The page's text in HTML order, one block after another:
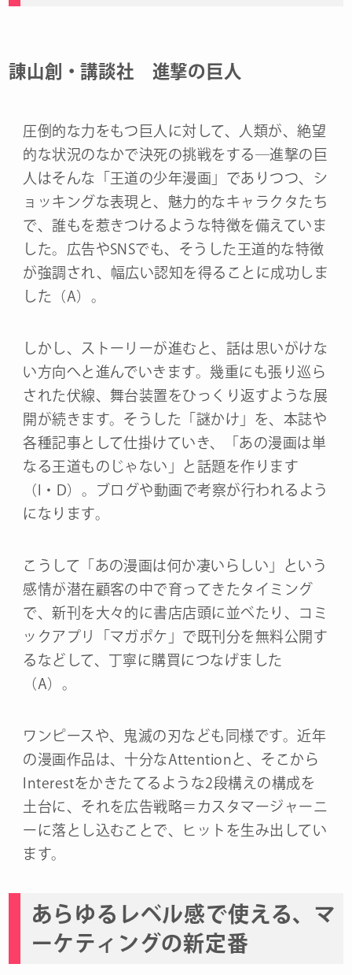
諌山創・講談社 進撃の巨人
圧倒的な力をもつ巨人に対して、人類が、絶望
的な状況のなかで決死の挑戦をする―進撃の巨
人はそんな「王道の少年漫画」でありつつ、シ
ョッキングな表現と、魅力的なキャラクタたち
で、誰もを惹きつけるような特徴を備えていま
した。広告やSNSでも、そうした王道的な特徴
が強調され、幅広い認知を得ることに成功しま
した（A）。
しかし、ストーリーが進むと、話は思いがけな
い方向へと進んでいきます。幾重にも張り巡ら
された伏線、舞台装置をひっくり返すような展
開が続きます。そうした「謎かけ」を、本誌や
各種記事として仕掛けていき、「あの漫画は単
なる王道ものじゃない」と話題を作ります
（I・D）。ブログや動画で考察が行われるよう
になります。
こうして「あの漫画は何か凄いらしい」という
感情が潜在顧客の中で育ってきたタイミング
で、新刊を大々的に書店店頭に並べたり、コミ
ックアプリ「マガポケ」で既刊分を無料公開す
るなどして、丁寧に購買につなげました
（A）。
ワンピースや、鬼滅の刃なども同様です。近年
の漫画作品は、十分なAttentionと、そこから
Interestをかきたてるような2段構えの構成を
土台に、それを広告戦略＝カスタマージャーニ
ーに落とし込むことで、ヒットを生み出してい
ます。
あらゆるレベル感で使える、マ
ーケティングの新定番